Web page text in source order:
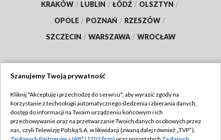
KRAKÓW / LUBLIN / ŁÓDŹ / OLSZTYN /
OPOLE / POZNAŃ / RZESZÓW /
SZCZECIN / WARSZAWA / WROCŁAW
TVP
Abonament TVP
Emisja w TVP
Regulamin TVP
Szanujemy Twoją prywatność
Kliknij "Akceptuję i przechodzę do serwisu", aby wyrazić zgody na
korzystanie z technologii automatycznego śledzenia i zbierania danych,
dostęp do informacji na Twoim urządzeniu końcowym i ich
przechowywanie oraz na przetwarzanie Twoich danych osobowych przez
nas, czyli Telewizję Polską S.A. w likwidacji (zwaną dalej również „TVP”),